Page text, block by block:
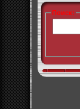
Поиск: